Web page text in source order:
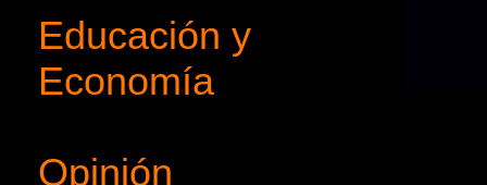
Educación y
Economía
Opinión